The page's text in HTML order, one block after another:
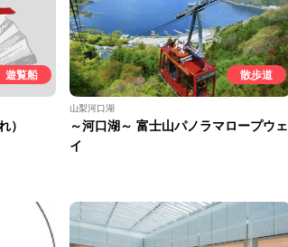
遊覧船
）
散歩道
山梨河口湖
～河口湖～ 富士山パノラマロープウェ
イ